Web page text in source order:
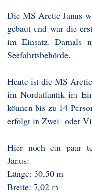
Die MS Arctic Janus
gebaut und war die
im Einsatz. Damals
Seefahrtsbehörde.
Heute ist die MS
im Nordatlantik im
können bis zu 14
erfolgt in Zwei- oder
Hier noch ein paar
Janus:
Länge: 30,50 m
Breite: 7,02 m